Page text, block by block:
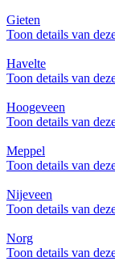
Gieten
Toon details van
Havelte
Toon details van
Hoogeveen
Toon details van
Meppel
Toon details van
Nijeveen
Toon details van
Norg
Toon details van